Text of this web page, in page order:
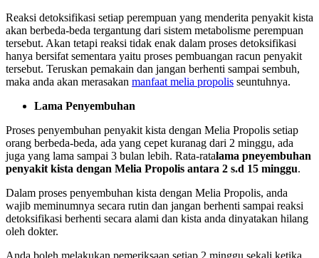
Reaksi detoksifikasi setiap perempuan yang menderita penyakit kista
akan berbeda-beda tergantung dari sistem metabolisme perempuan
tersebut. Akan tetapi reaksi tidak enak dalam proses detoksifikasi
hanya bersifat sementara yaitu proses pembuangan racun penyakit
tersebut. Teruskan pemakain dan jangan berhenti sampai sembuh,
maka anda akan merasakan manfaat melia propolis seuntuhnya.
Lama Penyembuhan
Proses penyembuhan penyakit kista dengan Melia Propolis setiap
orang berbeda-beda, ada yang cepet kuranag dari 2 minggu, ada
juga yang lama sampai 3 bulan lebih. Rata-ratalama pneyembuhan
penyakit kista dengan Melia Propolis antara 2 s.d 15 minggu.
Dalam proses penyembuhan kista dengan Melia Propolis, anda
wajib meminumnya secara rutin dan jangan berhenti sampai reaksi
detoksifikasi berhenti secara alami dan kista anda dinyatakan hilang
oleh dokter.
Anda boleh melakukan pemeriksaan setiap 2 minggu sekali ketika